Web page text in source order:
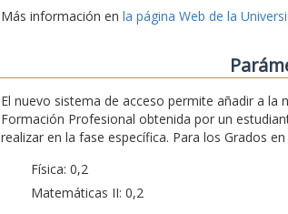
Más información en la página Web de la
El nuevo sistema de acceso permite añadir a
Formación Profesional obtenida por un
realizar en la fase específica. Para los Grados
Física: 0,2
Matemáticas II: 0,2